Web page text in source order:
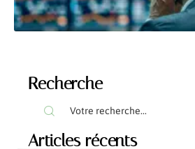
Recherche
Articles récents